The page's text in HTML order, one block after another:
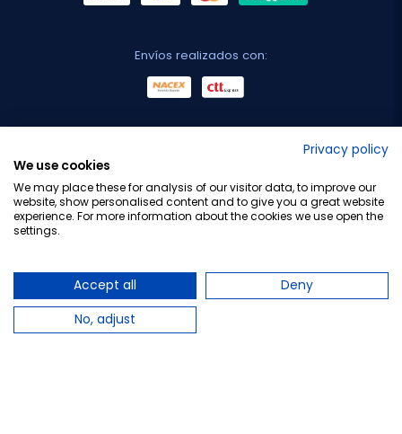
Envíos realizados con:
Privacy policy
We use cookies
We may place these for analysis of our visitor data, to improve our
website, show personalised content and to give you a great website
experience. For more information about the cookies we use open the
settings.
Accept all
Deny
No, adjust